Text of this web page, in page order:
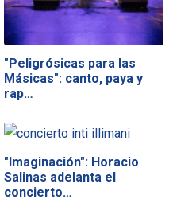
"Peligrósicas para las
Másicas": canto, paya y
rap…
"Imaginación": Horacio
Salinas adelanta el
concierto…